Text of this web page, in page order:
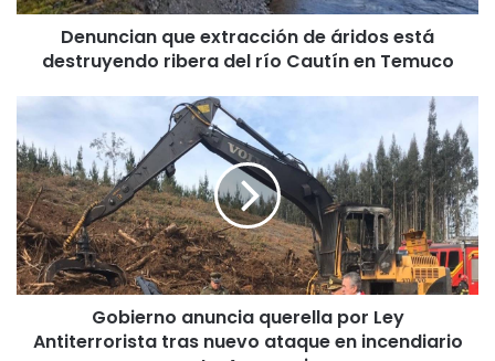
n
e
x
t
r
a
c
c
i
ó
Denuncian que extracción de áridos está
destruyendo ribera del río Cautín en Temuco
G
b
i
e
r
n
o
a
Gobierno anuncia querella por Ley
Antiterrorista tras nuevo ataque en incendiario